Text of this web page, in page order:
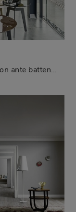
Se desideri armadiature a muro con ante battenti, clicca e scopri l'armadio Grace di Sangiacomo in laccato opaco.